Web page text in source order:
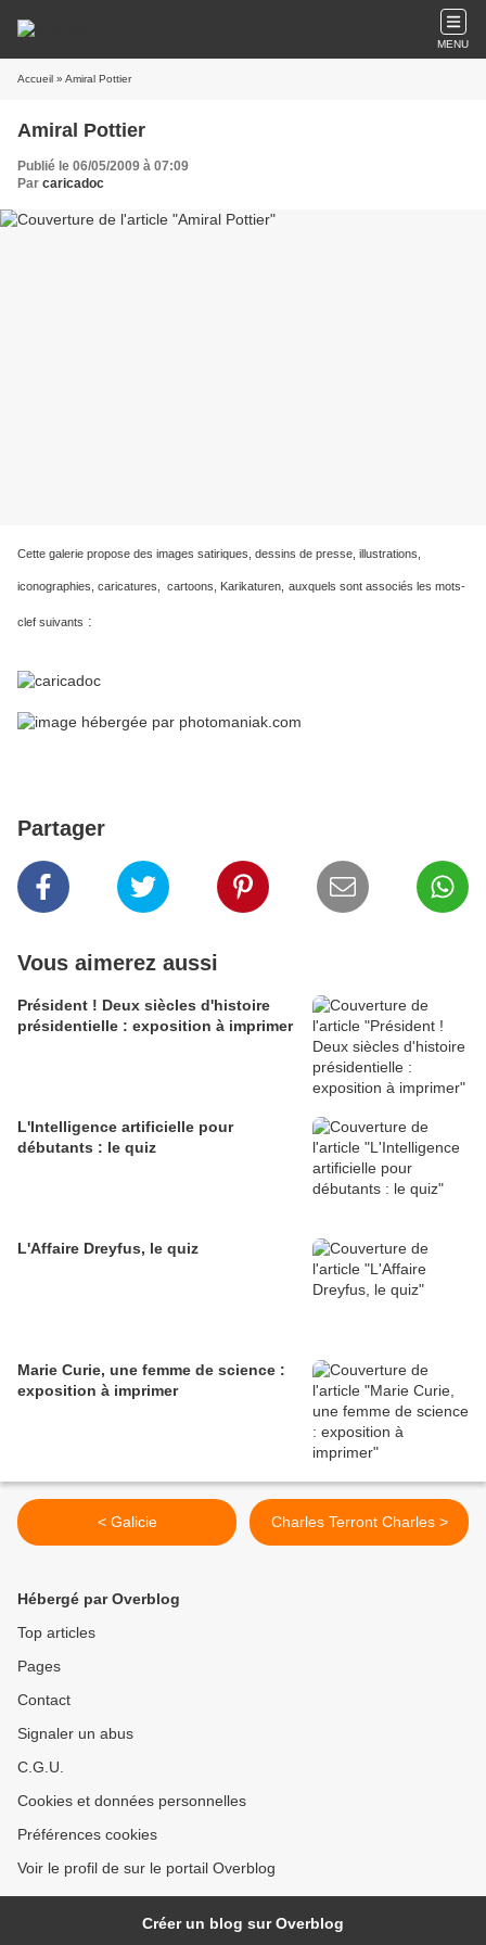
MENU
Accueil » Amiral Pottier
Amiral Pottier
Publié le 06/05/2009 à 07:09
Par caricadoc
Cette galerie propose des images satiriques, dessins de presse, illustrations,
iconographies, caricatures, cartoons, Karikaturen, auxquels sont associés les mots-
clef suivants :
Partager
Vous aimerez aussi
Président ! Deux siècles d'histoire
présidentielle : exposition à imprimer
L'Intelligence artificielle pour
débutants : le quiz
L'Affaire Dreyfus, le quiz
Marie Curie, une femme de science :
exposition à imprimer
< Galicie Charles Terront Charles >
Hébergé par Overblog
Top articles
Pages
Contact
Signaler un abus
C.G.U.
Cookies et données personnelles
Préférences cookies
Voir le profil de sur le portail Overblog
Créer un blog sur Overblog